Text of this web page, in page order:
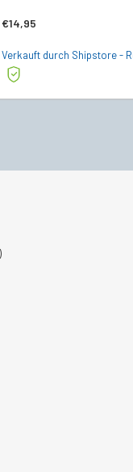
€14,95
Verkauft durch Shipstore -